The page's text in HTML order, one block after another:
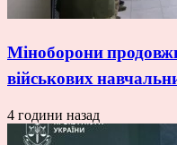
Міноборони
військових
4 години назад